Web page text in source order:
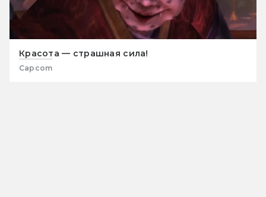
Красота — страшная сила!
Capcom